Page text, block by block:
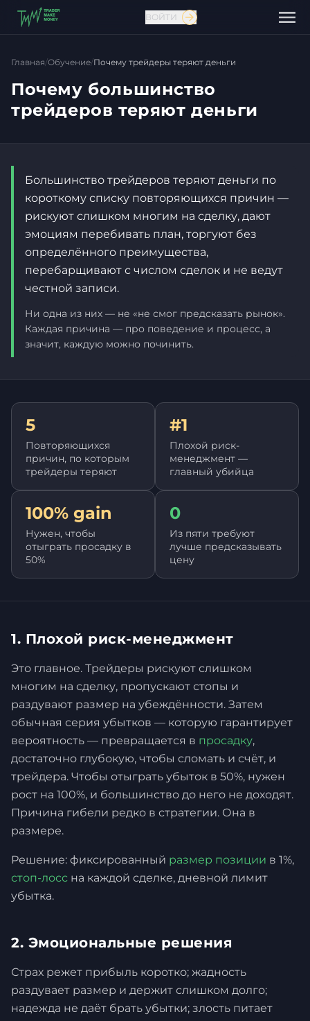
Связаться с нами
ВОЙТИ
Главная/Обучение/Почему трейдеры теряют деньги
Почему большинство
трейдеров теряют деньги
Большинство трейдеров теряют деньги по
короткому списку повторяющихся причин —
рискуют слишком многим на сделку, дают
эмоциям перебивать план, торгуют без
определённого преимущества,
перебарщивают с числом сделок и не ведут
честной записи.
Ни одна из них — не «не смог предсказать рынок».
Каждая причина — про поведение и процесс, а
значит, каждую можно починить.
5
Повторяющихся
причин, по которым
трейдеры теряют
#1
Плохой риск-
менеджмент —
главный убийца
100% gain
Нужен, чтобы
отыграть просадку в
50%
0
Из пяти требуют
лучше предсказывать
цену
1. Плохой риск-менеджмент
Это главное. Трейдеры рискуют слишком
многим на сделку, пропускают стопы и
раздувают размер на убеждённости. Затем
обычная серия убытков — которую гарантирует
вероятность — превращается в просадку,
достаточно глубокую, чтобы сломать и счёт, и
трейдера. Чтобы отыграть убыток в 50%, нужен
рост на 100%, и большинство до него не доходят.
Причина гибели редко в стратегии. Она в
размере.
Решение: фиксированный размер позиции в 1%,
стоп-лосс на каждой сделке, дневной лимит
убытка.
2. Эмоциональные решения
Страх режет прибыль коротко; жадность
раздувает размер и держит слишком долго;
надежда не даёт брать убытки; злость питает